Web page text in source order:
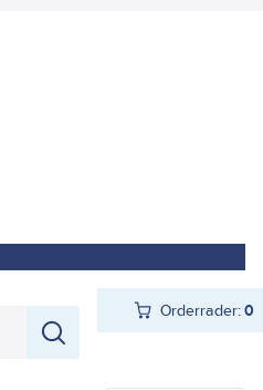
Orderrader:0